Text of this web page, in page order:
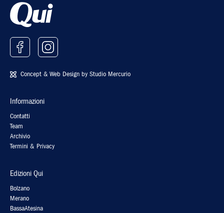
Concept & Web Design by Studio Mercurio
Informazioni
Contatti
Team
Archivio
Termini & Privacy
Edizioni Qui
Bolzano
Merano
BassaAtesina